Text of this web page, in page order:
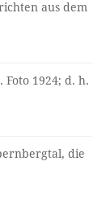
aus dem
Foto 1924; d. h.
die